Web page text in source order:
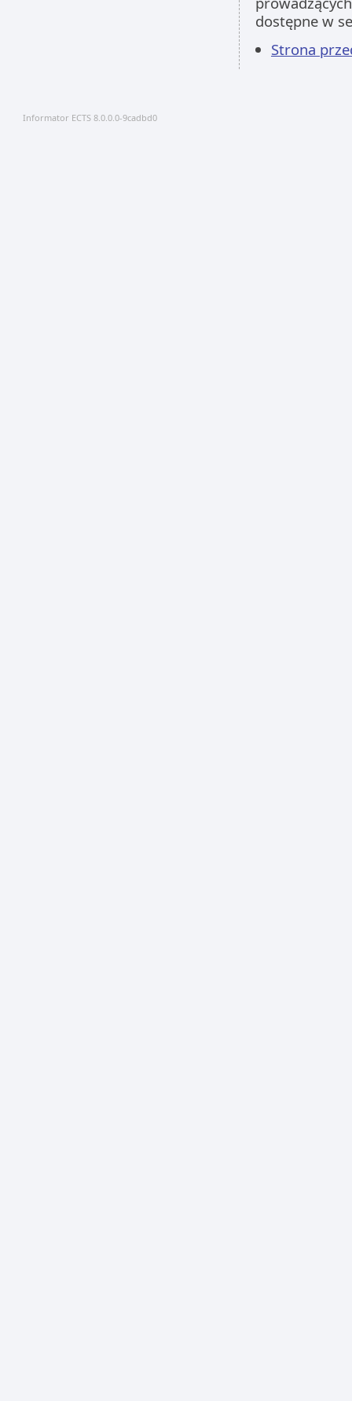
dostępne w
Strona
Informator ECTS 8.0.0.0-9cadbd0